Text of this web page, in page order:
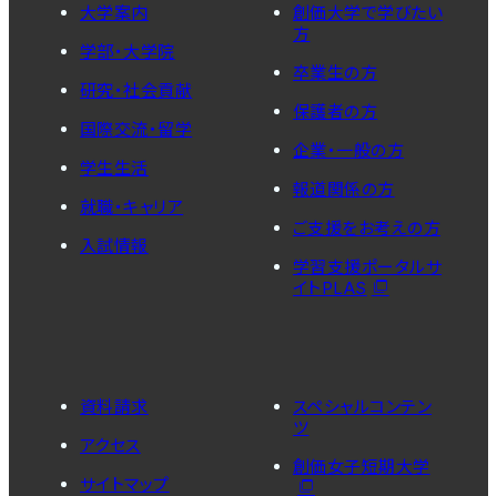
大学案内
学部・大学院
研究・社会貢献
国際交流・留学
学生生活
就職・キャリア
入試情報
創価大学で学びたい
方
卒業生の方
保護者の方
企業・一般の方
報道関係の方
ご支援をお考えの方
学習支援ポータルサ
イトPLAS
資料請求
アクセス
サイトマップ
スペシャルコンテン
ツ
創価女子短期大学